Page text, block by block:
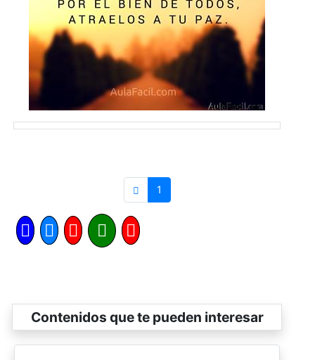
1
Contenidos que te pueden interesar